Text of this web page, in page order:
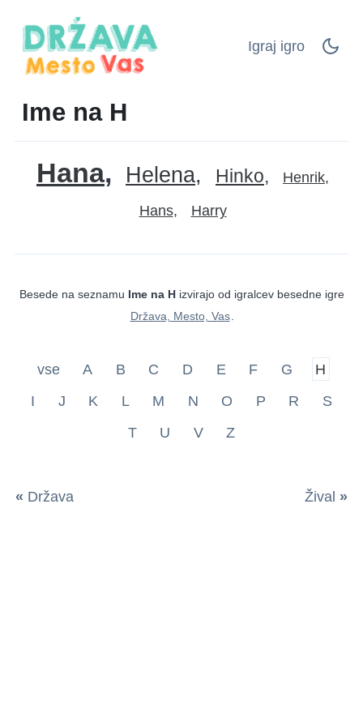
Igraj igro
Ime na H
Hana Helena Hinko Henrik
Hans Harry
Besede na seznamu Ime na Hizvirajo od igralcev besedne igre
Država, Mesto, Vas
vse A B C D E F G
H
I
J K L M N O P R
S
T
U V Z
« Država Žival »